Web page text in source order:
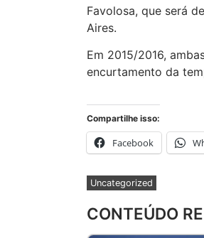
Favolosa, que será
Aires.
Em 2015/2016,
encurtamento da
Compartilhe isso:
Facebook
Uncategorized
CONTEÚDO